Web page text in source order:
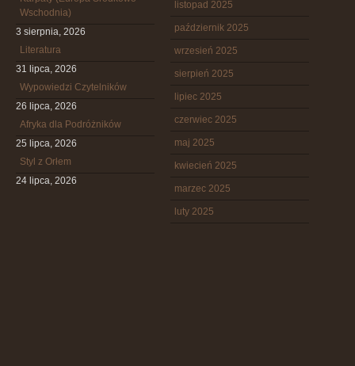
Wschodnia)
3 sierpnia, 2026
Literatura
31 lipca, 2026
Wypowiedzi Czytelników
26 lipca, 2026
Afryka dla Podróżników
25 lipca, 2026
Styl z Orłem
24 lipca, 2026
listopad 2025
październik 2025
wrzesień 2025
sierpień 2025
lipiec 2025
czerwiec 2025
maj 2025
kwiecień 2025
marzec 2025
luty 2025